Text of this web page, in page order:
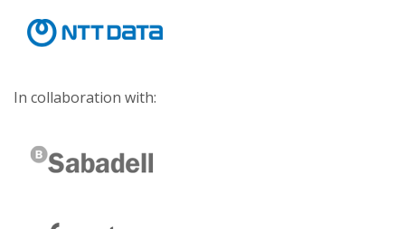
In collaboration with: